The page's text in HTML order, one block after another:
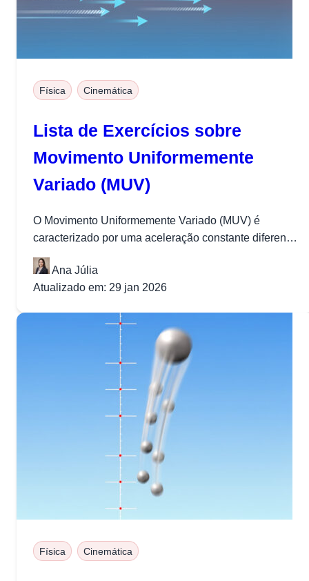
Física Cinemática
Lista de Exercícios sobre
Movimento Uniformemente
Variado (MUV)
O Movimento Uniformemente Variado (MUV) é
caracterizado por uma aceleração constante diferente
de zero. Neste tipo de movimento, a velocidade...
Ana Júlia
Atualizado em: 29 jan 2026
Física Cinemática